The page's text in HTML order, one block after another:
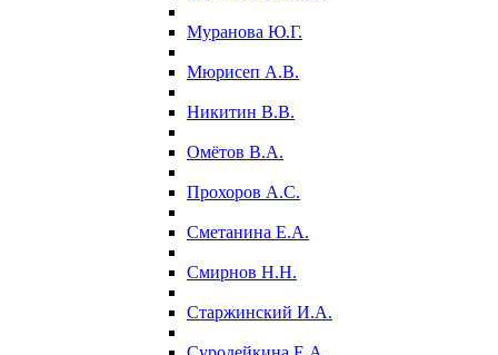
Муранова Ю.Г.
Мюрисеп А.В.
Никитин В.В.
Омётов В.А.
Прохоров А.С.
Сметанина Е.А.
Смирнов Н.Н.
Старжинский И.А.